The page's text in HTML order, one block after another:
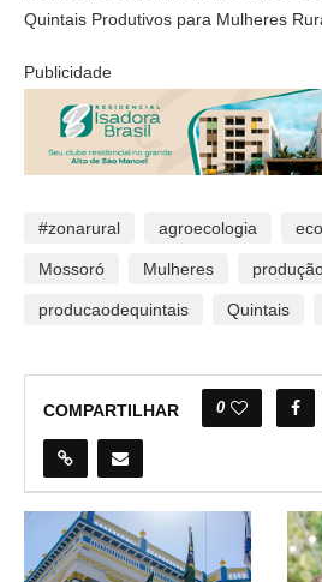
Quintais Produtivos para Mulheres
Publicidade
#zonarural agroecologia
Mossoró Mulheres
producaodequintais Quintais
COMPARTILHAR 0